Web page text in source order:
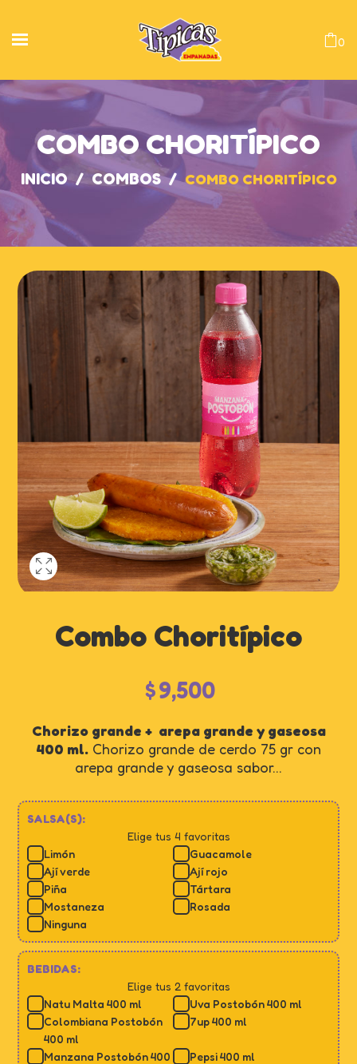
0
COMBO CHORITÍPICO
INICIO / COMBOS / COMBO CHORITÍPICO
Combo Choritípico
$9,500
Chorizo grande + arepa grande y gaseosa
400 ml.Chorizo grande de cerdo 75 gr con
arepa grande y gaseosa sabor...
SALSA(S):
Elige tus 4 favoritas
Limón
Guacamole
Ají verde
Ají rojo
Piña
Tártara
Mostaneza
Rosada
Ninguna
BEBIDAS:
Elige tus 2 favoritas
Natu Malta 400 ml
Uva Postobón 400 ml
Colombiana Postobón
400 ml
7up 400 ml
Manzana Postobón 400
Pepsi 400 ml